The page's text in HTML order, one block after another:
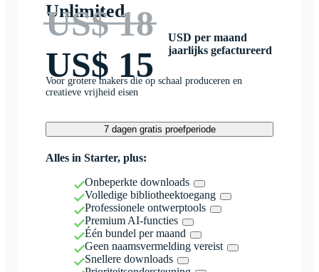
Unlimited
US$ 18
US$ 15
USD per maand
jaarlijks gefactureerd
Voor grotere makers die op schaal produceren en
creatieve vrijheid eisen
7 dagen gratis proefperiode
Alles in Starter, plus:
Onbeperkte downloads
Volledige bibliotheektoegang
Professionele ontwerptools
Premium AI-functies
Één bundel per maand
Geen naamsvermelding vereist
Snellere downloads